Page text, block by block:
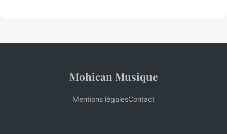
Mohican Musique
Mentions légalesContact